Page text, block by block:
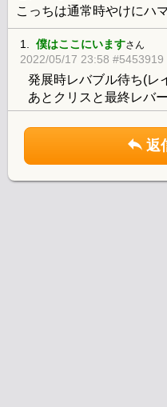
こっちは通常時やけにハ
1. 僕はここにいますさん
2022/05/17 23:58 #5453919
発展時レバブル待ち(レ
あとクリスと最終レバ
返